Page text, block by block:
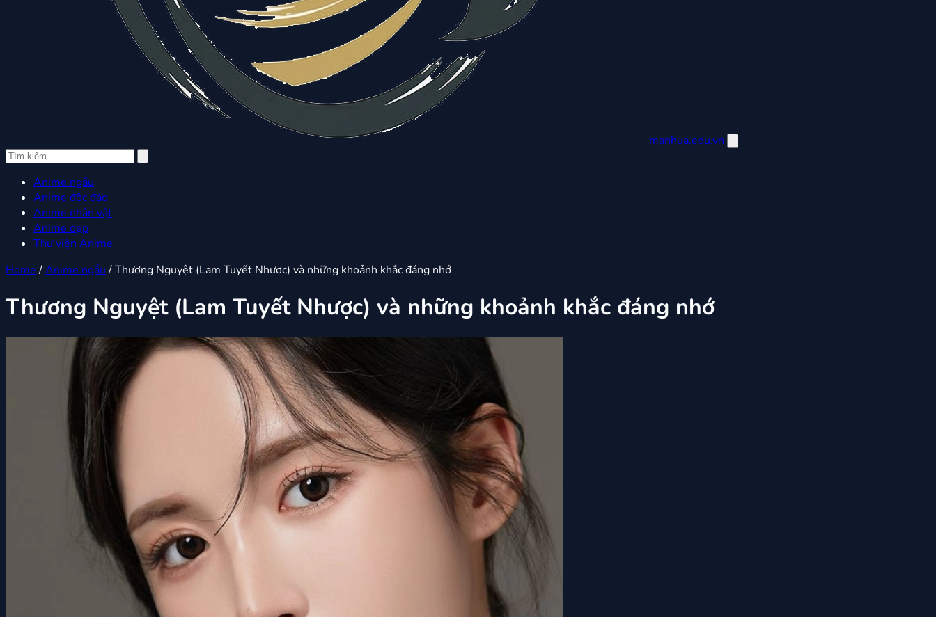
manhua.edu.vn
Anime ngầu
Anime độc đáo
Anime nhân vật
Anime đẹp
Thư viện Anime
Home /Anime ngầu /Thương Nguyệt (Lam Tuyết Nhược) và những khoảnh khắc đáng nhớ
Thương Nguyệt (Lam Tuyết Nhược) và những khoảnh khắc đáng nhớ